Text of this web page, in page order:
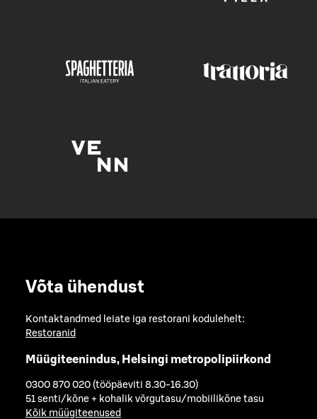
Võta ühendust
Kontaktandmed leiate iga restorani kodulehelt:
Restoranid
Müügiteenindus, Helsingi metropolipiirkond
0300 870 020 (tööpäeviti 8.30-16.30)
51 senti/kõne + kohalik võrgutasu/mobiilikõne tasu
Kõik müügiteenused